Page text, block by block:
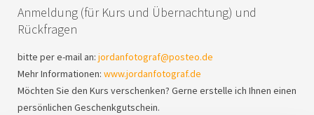
Anmeldung (für Kurs und Übernachtung) und
Rückfragen
bitte per e-mail an: jordanfotograf@posteo.de
Mehr Informationen: www.jordanfotograf.de
Möchten Sie den Kurs verschenken? Gerne erstelle ich Ihnen einen
persönlichen Geschenkgutschein.